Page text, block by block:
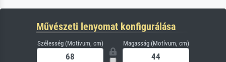
Művészeti lenyomat konfigurálása
Szélesség (Motívum, cm) Magasság (Motívum, cm)